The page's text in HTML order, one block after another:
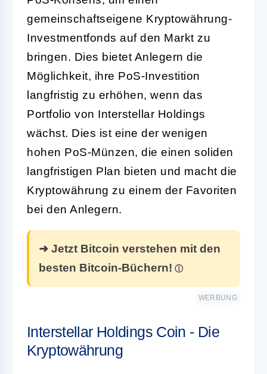
gemeinschaftseigene Kryptowährung-
Investmentfonds auf den Markt zu
bringen. Dies bietet Anlegern die
Möglichkeit, ihre PoS-Investition
langfristig zu erhöhen, wenn das
Portfolio von Interstellar Holdings
wächst. Dies ist eine der wenigen
hohen PoS-Münzen, die einen soliden
langfristigen Plan bieten und macht die
Kryptowährung zu einem der Favoriten
bei den Anlegern.
➜ Jetzt Bitcoin verstehen mit den
besten Bitcoin-Büchern!
WERBUNG
Interstellar Holdings Coin - Die
Kryptowährung